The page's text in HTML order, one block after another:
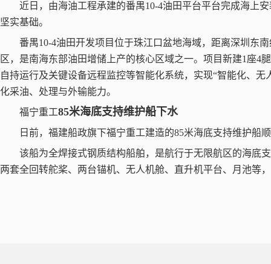
近日，由海油工程承建的番禺10-4油田平台平台完成海上
坚实基础。
番禺10-4油田开发项目位于珠江口盆地海域，距离深圳东南
区，是南海东部油田增储上产的核心区域之一。项目新建1 座4
自持运行及关键设备远程监控等智能化系统，实现“智能化、无
化采油、处理与外输能力。
福宁重工85米海底支持维护船下水
日前，福建船政旗下福宁重工建造的85米海底支持维护船
该船为全焊接式钢质结构船舶，是航行于无限航区的海底
两套全回转舵桨、两台锚机、无人机舱、直升机平台、月池等